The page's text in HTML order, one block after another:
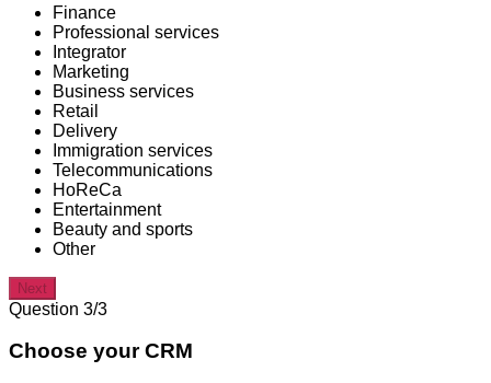
Finance
Professional services
Integrator
Marketing
Business services
Retail
Delivery
Immigration services
Telecommunications
HoReCa
Entertainment
Beauty and sports
Other
Next
Question 3/3
Choose your CRM